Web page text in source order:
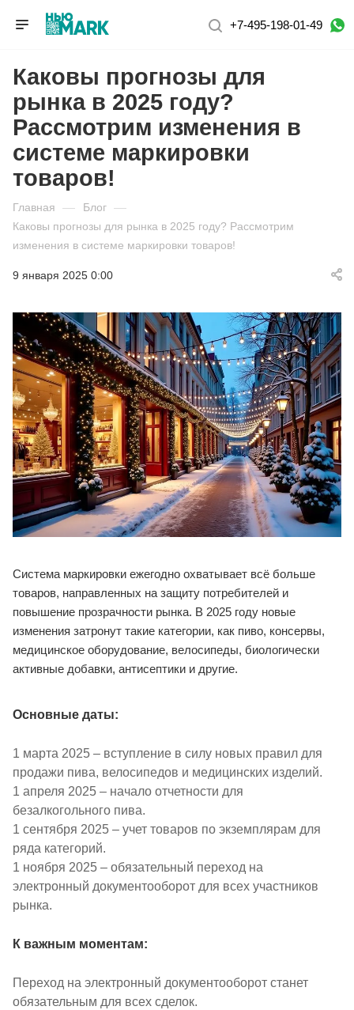
+7-495-198-01-49
Каковы прогнозы для
рынка в 2025 году?
Рассмотрим изменения в
системе маркировки
товаров!
Главная — Блог —
Каковы прогнозы для рынка в 2025 году? Рассмотрим
изменения в системе маркировки товаров!
9 января 2025 0:00
Система маркировки ежегодно охватывает всё больше
товаров, направленных на защиту потребителей и
повышение прозрачности рынка. В 2025 году новые
изменения затронут такие категории, как пиво, консервы,
медицинское оборудование, велосипеды, биологически
активные добавки, антисептики и другие.
Основные даты:
1 марта 2025 – вступление в силу новых правил для
продажи пива, велосипедов и медицинских изделий.
1 апреля 2025 – начало отчетности для
безалкогольного пива.
1 сентября 2025 – учет товаров по экземплярам для
ряда категорий.
1 ноября 2025 – обязательный переход на
электронный документооборот для всех участников
рынка.
К важным моментам:
Переход на электронный документооборот станет
обязательным для всех сделок.